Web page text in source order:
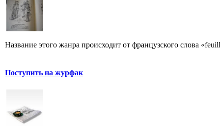
Название этого жанра происходит от французского слова
Поступить на журфак